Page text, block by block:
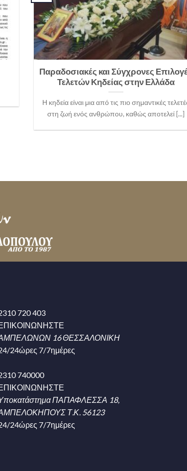
Παραδοσιακές και Σύγχρονες
Τελετών Κηδείας στην Ελλάδα
Η κηδεία είναι μια από τις πιο σημαντικές
στη ζωή ενός ανθρώπου, καθώς αποτελεί [...]
720 403
16 ΘΕΣΣΑΛΟΝΙΚΗ
24ώρες 7/7ημέρες
740000
ΠΑΠΑΦΛΕΣΣΑ 18,
Τ.Κ. 56123
24ώρες 7/7ημέρες